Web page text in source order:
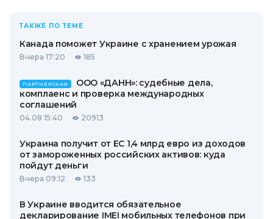
ТАКЖЕ ПО ТЕМЕ
Канада поможет Украине с хранением урожая
Вчера 17:20 185
ПАРТНЕРСКАЯ
ООО «ДАНН»: судебные дела,
комплаенс и проверка международных
соглашений
04.08 15:40 20913
Украина получит от ЕС 1,4 млрд евро из доходов
от замороженных российских активов: куда
пойдут деньги
Вчера 09:12 133
В Украине вводится обязательное
декларирование IMEI мобильных телефонов при